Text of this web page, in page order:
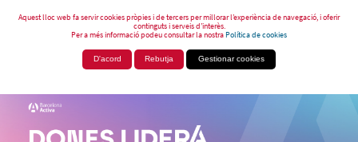
Aquest lloc web fa servir cookies pròpies i de tercers per millorar l’experiència de navegació, i oferir
continguts i serveis d’interès.
Per a més informació podeu consultar la nostraPolítica de cookies
D'acord Rebutja Gestionar cookies